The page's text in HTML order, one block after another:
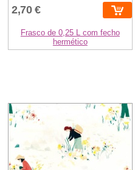
2,70 €
Frasco de 0,25 L com fecho
hermético